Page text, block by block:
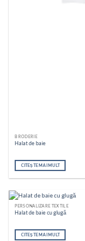
BRODERIE
Halat de baie
CITEȘTE MAI MULT
PERSONALIZARE TEXTILE
Halat de baie cu glugă
CITEȘTE MAI MULT